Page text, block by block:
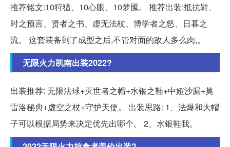
推荐铭文:10狩猎、10心眼、10梦魇。 推荐出装:抵抗鞋、
时之预言、贤者之书、虚无法杖、博学者之怒、日暮之
流。 这套装备到了成型之后,不管对面的敌人多么肉,。
无限火力凯南出装2022?
出装推荐: 无限法球+灭世者之帽+水银之鞋+中娅沙漏+莫
雷洛秘典+虚空之杖+守护天使。 出装思路: 1、法爆和大帽
子可以根据局势来决定优先出哪个。 2、水银鞋我。